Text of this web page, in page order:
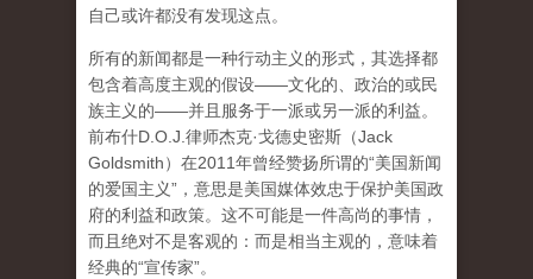
自己或许都没有发现这点。
所有的新闻都是一种行动主义的形式，其选择都
包含着高度主观的假设——文化的、政治的或民
族主义的——并且服务于一派或另一派的利益。
前布什D.O.J.律师杰克·戈德史密斯（Jack
Goldsmith）在2011年曾经赞扬所谓的“美国新闻
的爱国主义”，意思是美国媒体效忠于保护美国政
府的利益和政策。这不可能是一件高尚的事情，
而且绝对不是客观的：而是相当主观的，意味着
经典的“宣传家”。